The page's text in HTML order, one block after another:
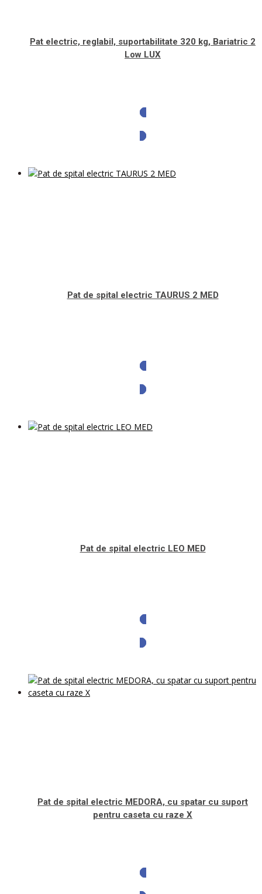
Pat electric, reglabil, suportabilitate 320 kg, Bariatric 2
Low LUX
Pat de spital electric TAURUS 2 MED
Pat de spital electric LEO MED
Pat de spital electric MEDORA, cu spatar cu suport
pentru caseta cu raze X